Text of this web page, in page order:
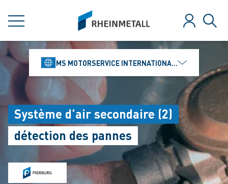
MENU
siteLogo
Se
MS MOTORSERVICE INTERNATIONAL GMBH
Système d’air secondaire (2)
détection des pannes